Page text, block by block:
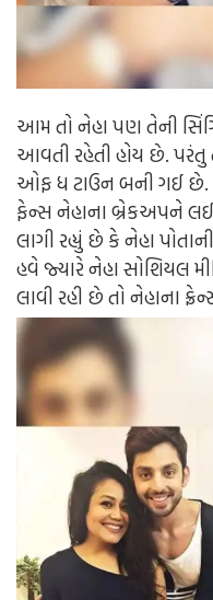
આમ તો નેહા પણ તેની
આવતી રહેતી હોય છે. પરંતુ
ઓફ ધ ટાઉન બની ગઈ છે.
ફેન્સ નેહાના બ્રેકઅપને
લાગી રહ્યું છે કે નેહા
હવે જ્યારે નેહા સોશિયલ
લાવી રહી છે તો નેહાના